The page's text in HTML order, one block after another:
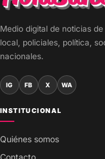
Medio digital de noticias
local, policiales, política,
nacionales.
IG FB X WA
INSTITUCIONAL
Quiénes somos
Contacto